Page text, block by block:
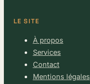
LE SITE
À propos
Services
Contact
Mentions légales